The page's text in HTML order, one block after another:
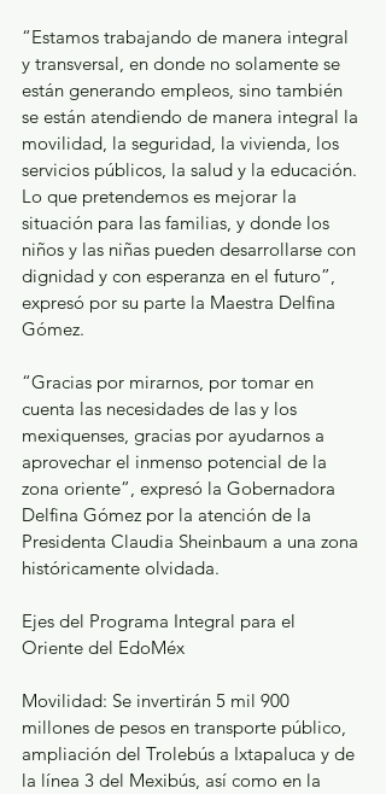
“Estamos trabajando de manera integral
y transversal, en donde no solamente se
están generando empleos, sino también
se están atendiendo de manera integral la
movilidad, la seguridad, la vivienda, los
servicios públicos, la salud y la educación.
Lo que pretendemos es mejorar la
situación para las familias, y donde los
niños y las niñas pueden desarrollarse con
dignidad y con esperanza en el futuro”,
expresó por su parte la Maestra Delfina
Gómez.
“Gracias por mirarnos, por tomar en
cuenta las necesidades de las y los
mexiquenses, gracias por ayudarnos a
aprovechar el inmenso potencial de la
zona oriente”, expresó la Gobernadora
Delfina Gómez por la atención de la
Presidenta Claudia Sheinbaum a una zona
históricamente olvidada.
Ejes del Programa Integral para el
Oriente del EdoMéx
Movilidad: Se invertirán 5 mil 900
millones de pesos en transporte público,
ampliación del Trolebús a Ixtapaluca y de
la línea 3 del Mexibús, así como en la